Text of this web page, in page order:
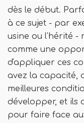
dès le début.
à ce sujet - par
usine ou l'hérité -
comme une
d'appliquer ces
avez la capacité,
meilleures
développer, et ils
pour faire face